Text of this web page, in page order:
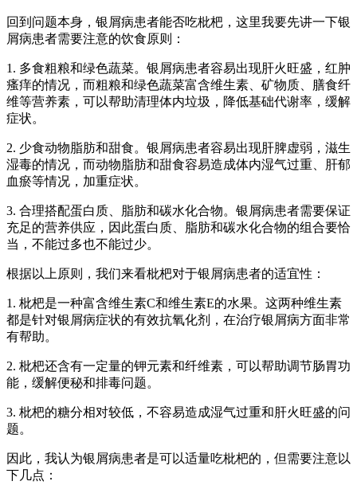
回到问题本身，银屑病患者能否吃枇杷，这里我要先讲一下银
屑病患者需要注意的饮食原则：
1. 多食粗粮和绿色蔬菜。银屑病患者容易出现肝火旺盛，红肿
瘙痒的情况，而粗粮和绿色蔬菜富含维生素、矿物质、膳食纤
维等营养素，可以帮助清理体内垃圾，降低基础代谢率，缓解
症状。
2. 少食动物脂肪和甜食。银屑病患者容易出现肝脾虚弱，滋生
湿毒的情况，而动物脂肪和甜食容易造成体内湿气过重、肝郁
血瘀等情况，加重症状。
3. 合理搭配蛋白质、脂肪和碳水化合物。银屑病患者需要保证
充足的营养供应，因此蛋白质、脂肪和碳水化合物的组合要恰
当，不能过多也不能过少。
根据以上原则，我们来看枇杷对于银屑病患者的适宜性：
1. 枇杷是一种富含维生素C和维生素E的水果。这两种维生素
都是针对银屑病症状的有效抗氧化剂，在治疗银屑病方面非常
有帮助。
2. 枇杷还含有一定量的钾元素和纤维素，可以帮助调节肠胃功
能，缓解便秘和排毒问题。
3. 枇杷的糖分相对较低，不容易造成湿气过重和肝火旺盛的问
题。
因此，我认为银屑病患者是可以适量吃枇杷的，但需要注意以
下几点：